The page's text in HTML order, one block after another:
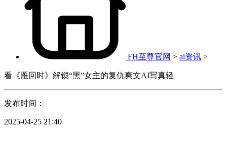
FH至尊官网 > ai资讯 >
看《雁回时》解锁“黑”女主的复仇爽文AI写真轻
发布时间：
2025-04-25 21:40